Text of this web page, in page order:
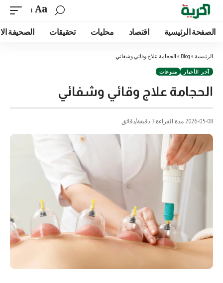
Aa
الصفحة الرئيسية اقتصاد محليات تحقيقات الصحيفة
الرئيسية »
Blog
» الحجامة علاج وقائي وشفائي
آخر الأخبار منوعات
الحجامة علاج وقائي وشفائي
2026-05-08 مدة القراءة 3 دقيقة/دقائق